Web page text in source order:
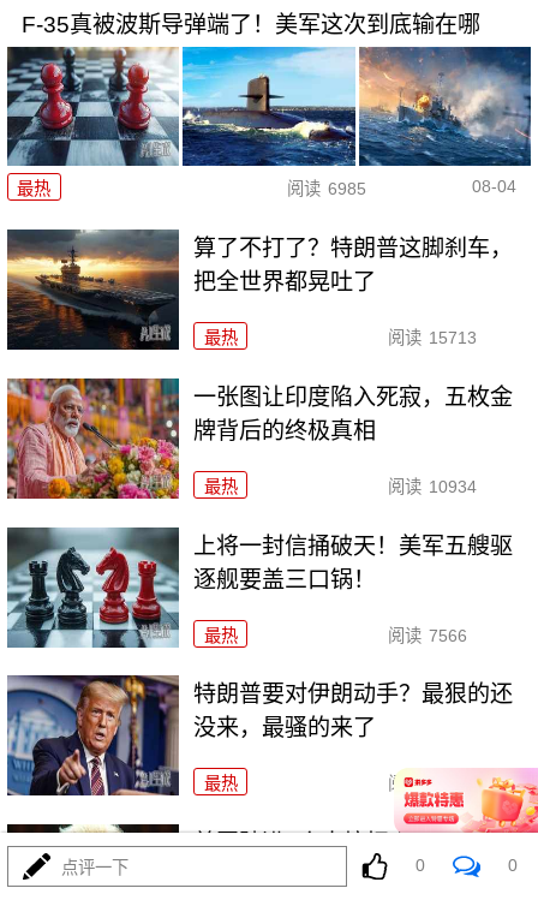
F-35真被波斯导弹端了！美军这次到底输在哪
最热 阅读 6985 08-04
算了不打了？特朗普这脚刹车，
把全世界都晃吐了
最热 阅读 15713
一张图让印度陷入死寂，五枚金
牌背后的终极真相
最热 阅读 10934
上将一封信捅破天！美军五艘驱
逐舰要盖三口锅！
最热 阅读 7566
特朗普要对伊朗动手？最狠的还
没来，最骚的来了
最热 阅读 6136
美国踏进3个大坑把自己埋了！恐
点评一下 0 0